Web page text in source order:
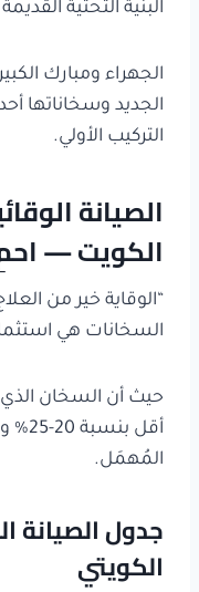
البنية التحتية
الجهراء ومبارك
الجديد وسخاناتها
التركيب الأولي.
الصيانة
الكويت —
“الوقاية خير من
السخانات هي
حيث أن السخان
أقل
المُهمَل.
جدول الصيانة
الكويتي